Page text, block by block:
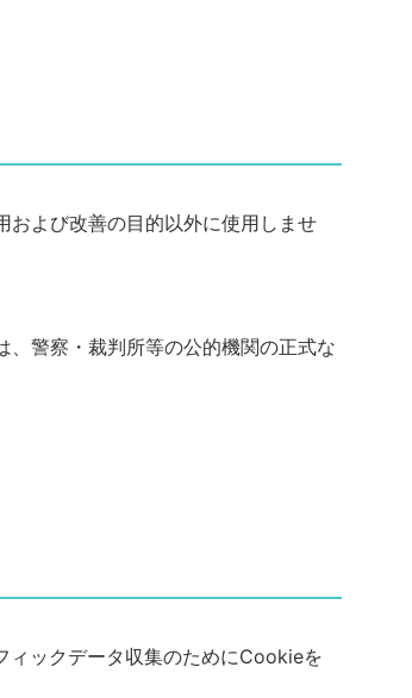
および改善の目的以外に使用しませ
、警察・裁判所等の公的機関の正式な
ィックデータ収集のためにCookieを